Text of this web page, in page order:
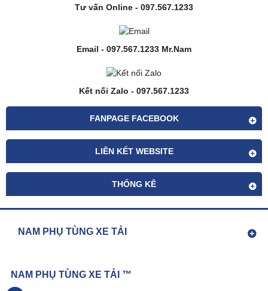
Tư vấn Online - 097.567.1233
Email - 097.567.1233 Mr.Nam
Kết nối Zalo - 097.567.1233
FANPAGE FACEBOOK
LIÊN KẾT WEBSITE
THỐNG KÊ
NAM PHỤ TÙNG XE TẢI
NAM PHỤ TÙNG XE TẢI ™